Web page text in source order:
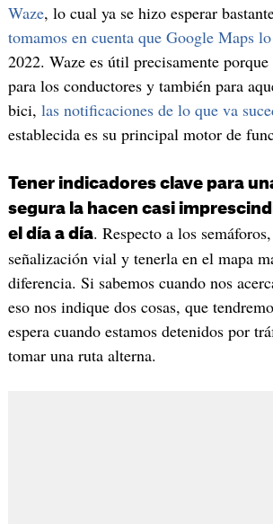
Waze, lo cual ya se hizo esperar
tomamos en cuenta que Google Maps
2022. Waze es útil precisamente porque
para los conductores y también para
bici, las notificaciones de lo que va
establecida es su principal motor de
Tener indicadores clave para
segura la hacen casi
el día a día. Respecto a los
señalización vial y tenerla en el mapa
diferencia. Si sabemos cuando nos
eso nos indique dos cosas, que
espera cuando estamos detenidos por
tomar una ruta alterna.